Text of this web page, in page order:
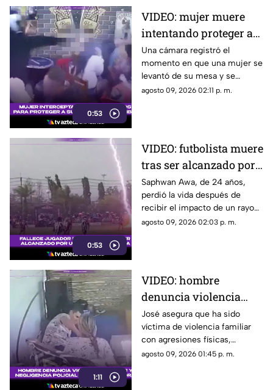
0:53
VIDEO: mujer muere
intentando proteger a
su pareja durante
ataque armado en un
bar
Una cámara registró el
momento en que una mujer se
levantó de su mesa y se
interpuso frente a su pareja
agosto 09, 2026 02:11 p. m.
0:53
VIDEO: futbolista muere
tras ser alcanzado por
un rayo en pleno
partido
Saphwan Awa, de 24 años,
perdió la vida después de
recibir el impacto de un rayo
mientras disputaba un partido
agosto 09, 2026 02:03 p. m.
1:11
VIDEO: hombre
denuncia violencia
familiar y acusa falta
de atención policial
José asegura que ha sido
víctima de violencia familiar
con agresiones físicas,
psicológicas y amenazas por
agosto 09, 2026 01:45 p. m.